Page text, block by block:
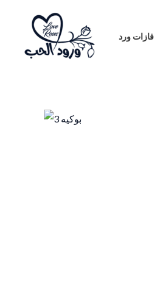
فازات ورد